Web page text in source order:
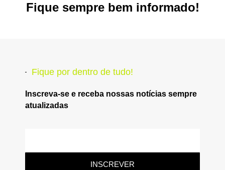
Fique sempre bem informado!
Fique por dentro de tudo!
Inscreva-se e receba nossas notícias sempre
atualizadas
INSCREVER